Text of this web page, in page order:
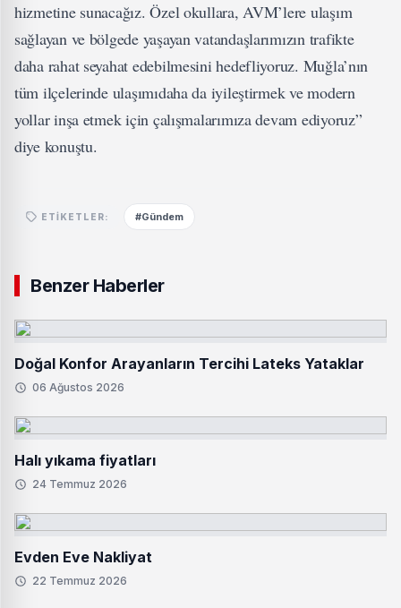
hizmetine sunacağız. Özel okullara, AVM’lere ulaşım
sağlayan ve bölgede yaşayan vatandaşlarımızın trafikte
daha rahat seyahat edebilmesini hedefliyoruz. Muğla’nın
tüm ilçelerinde ulaşımıdaha da iyileştirmek ve modern
yollar inşa etmek için çalışmalarımıza devam ediyoruz”
diye konuştu.
ETIKETLER: #Gündem
Benzer Haberler
Doğal Konfor Arayanların Tercihi Lateks Yataklar
06 Ağustos 2026
Halı yıkama fiyatları
24 Temmuz 2026
Evden Eve Nakliyat
22 Temmuz 2026